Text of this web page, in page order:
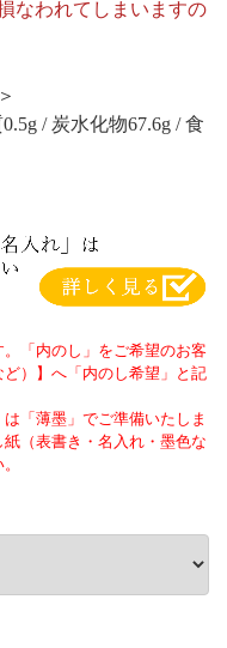
なわれてしまいますの
/ 炭水化物67.6g / 食
「内のし」をご希望のお客
）】へ「内のし希望」と記
「薄墨」でご準備いたしま
（表書き・名入れ・墨色な